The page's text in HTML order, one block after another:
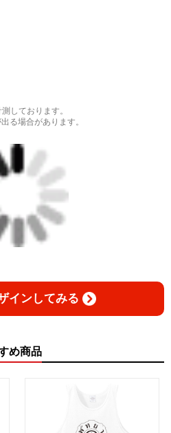
しております。
る場合があります。
インしてみる
め商品